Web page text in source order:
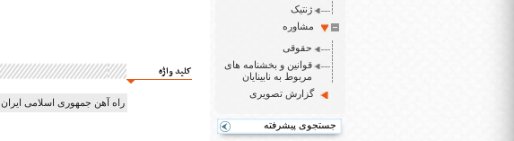
ژنتیک
مشاوره
حقوقی
قوانین و بخشنامه های
مربوط به نابینایان
گزارش تصویری
جستجوی پیشرفته
کلید واژه
راه آهن جمهوری اسلامی ایران